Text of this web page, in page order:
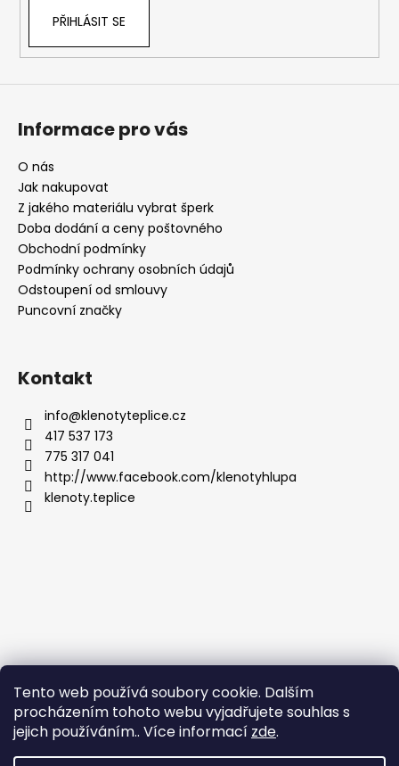
Tento web používá soubory cookie. Dalším
procházením tohoto webu vyjadřujete souhlas s
jejich používáním.. Více informací zde.
PŘIHLÁSIT SE
Informace pro vás
O nás
Jak nakupovat
Z jakého materiálu vybrat šperk
Doba dodání a ceny poštovného
Obchodní podmínky
Podmínky ochrany osobních údajů
Odstoupení od smlouvy
Puncovní značky
Kontakt
info@klenotyteplice.cz
417 537 173
775 317 041
http://www.facebook.com/klenotyhlupa
klenoty.teplice